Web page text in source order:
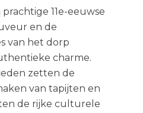
11e-eeuwse
en de
van het dorp
charme.
zetten de
van tapijten en
de rijke culturele